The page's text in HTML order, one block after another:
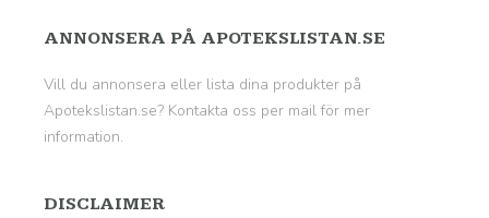
ANNONSERA PÅ APOTEKSLISTAN.SE
Vill du annonsera eller lista dina produkter på
Apotekslistan.se? Kontakta oss per mail för mer
information.
DISCLAIMER